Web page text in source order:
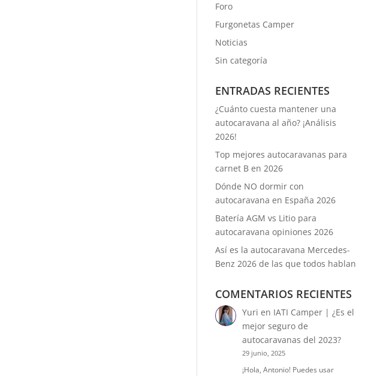
Foro
Furgonetas Camper
Noticias
Sin categoría
ENTRADAS RECIENTES
¿Cuánto cuesta mantener una
autocaravana al año? ¡Análisis
2026!
Top mejores autocaravanas para
carnet B en 2026
Dónde NO dormir con
autocaravana en España 2026
Batería AGM vs Litio para
autocaravana opiniones 2026
Así es la autocaravana Mercedes-
Benz 2026 de las que todos hablan
COMENTARIOS RECIENTES
Yuri en IATI Camper | ¿Es el
mejor seguro de
autocaravanas del 2023?
29 junio, 2025
¡Hola, Antonio! Puedes usar